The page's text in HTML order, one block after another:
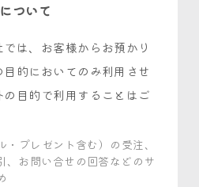
ついて
は、お客様からお預かり
的においてのみ利用させ
目的で利用することはご
・プレゼント含む）の受注、
、お問い合せの回答などのサ